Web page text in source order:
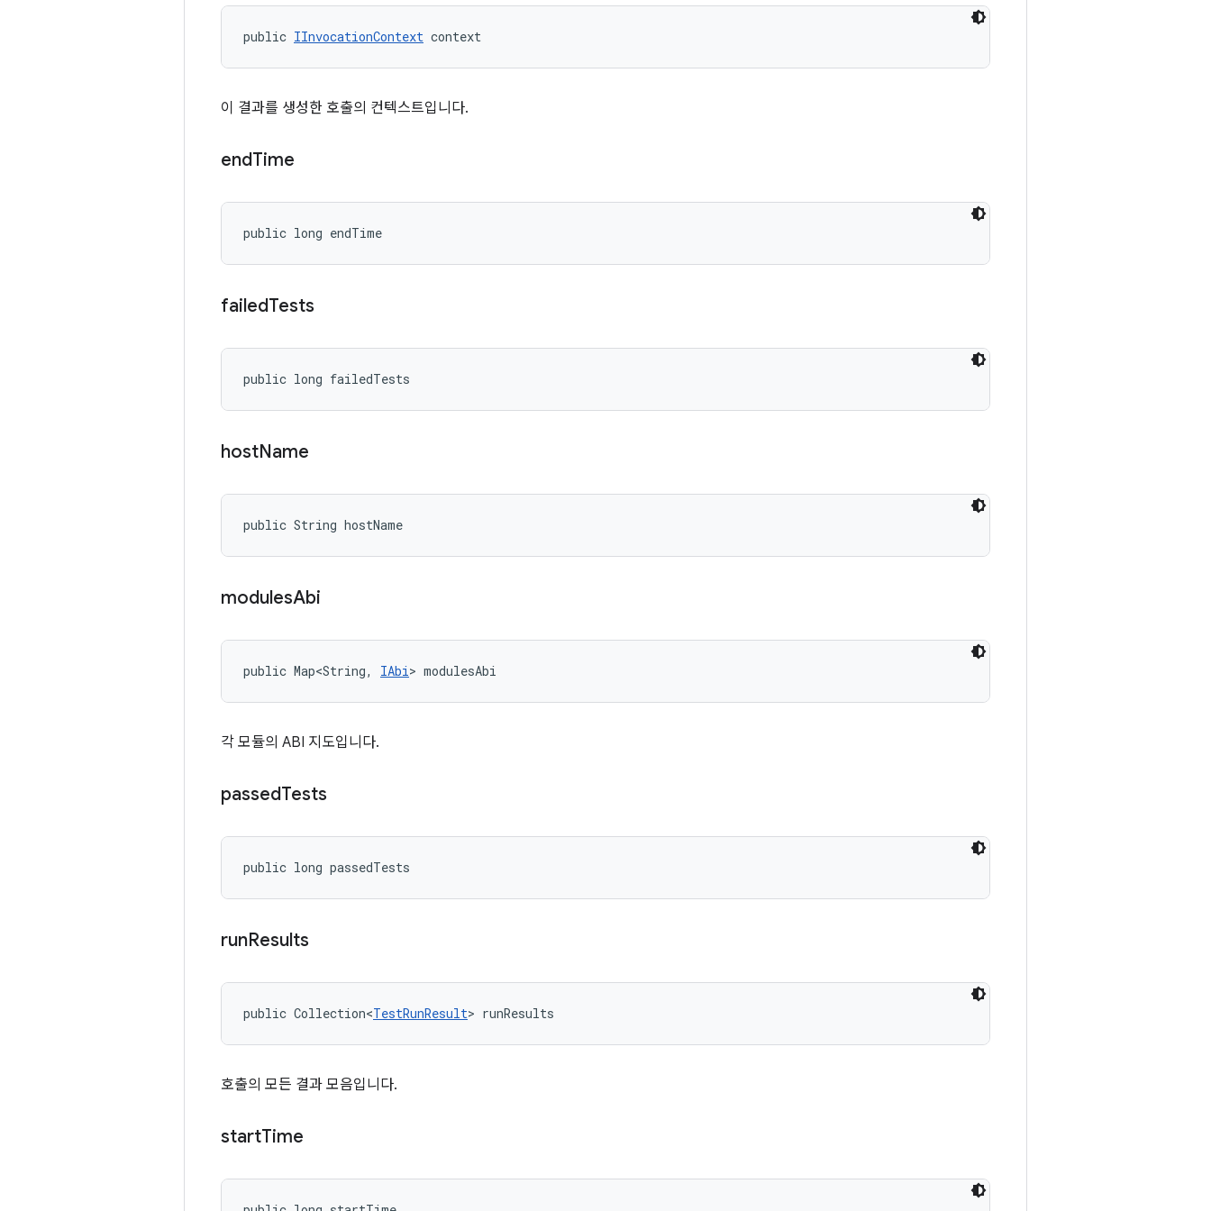
public IInvocationContext context
이 결과를 생성한 호출의 컨텍스트입니다.
endTime
public long endTime
failedTests
public long failedTests
hostName
public String hostName
modulesAbi
public Map<String, IAbi> modulesAbi
각 모듈의 ABI 지도입니다.
passedTests
public long passedTests
runResults
public Collection<TestRunResult> runResults
호출의 모든 결과 모음입니다.
startTime